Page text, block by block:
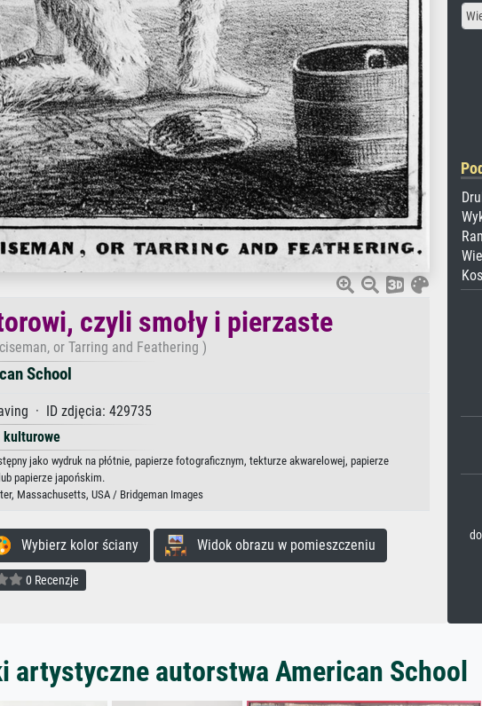
czyli smoły i pierzaste
or Tarring and Feathering )
School
· ID zdjęcia: 429735
kulturowe
jako wydruk na płótnie, papierze fotograficznym, tekturze akwarelowej, papierze
papierze japońskim.
Massachusetts, USA / Bridgeman Images
Wybierz kolor ściany Widok obrazu w pomieszczeniu
0 Recenzje
artystyczne autorstwa American School